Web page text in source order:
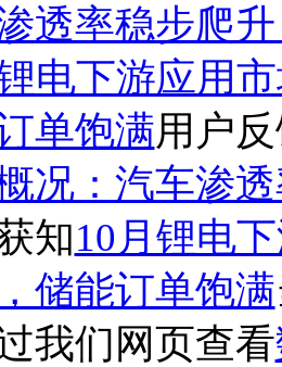
透率稳步爬
电下游应用
单饱满用户
况：汽车渗
知10月锂电
储能订单饱满
我们网页查看